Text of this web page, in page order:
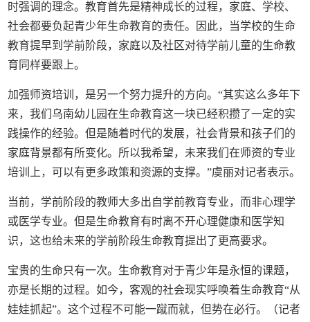
时强调的理念。教育首先是精神成长的过程，家庭、学校、
社会都要负起青少年生命教育的责任。因此，当学校的生命
教育提早到学前阶段，家庭以及社区对待学前儿童的生命教
育同样要跟上。
加强师资培训，是另一个努力提升的方向。“其实这么多年下
来，我们乌南幼儿园在生命教育这一块已经积攒了一定的实
践操作的经验。但是随着时代的发展，社会背景和孩子们的
家庭背景都有所变化。所以我希望，未来我们在师资的专业
培训上，可以有更多政策和资源的支撑。”虞丽对记者表示。
当前，学前阶段的教师大多出自学前教育专业，而非心理学
或医学专业。但是生命教育有时离不开心理健康和医学知
识，这也给未来的学前阶段生命教育提出了更高要求。
宝贵的生命只有一次。生命教育对于青少年是永恒的课题，
亦是长期的过程。如今，客观的社会现实呼唤着生命教育“从
娃娃抓起”。这个过程不可能一蹴而就，但势在必行。（记者